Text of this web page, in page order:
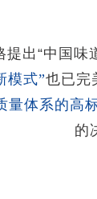
出“中国
模式”也已完
量体系的高
的